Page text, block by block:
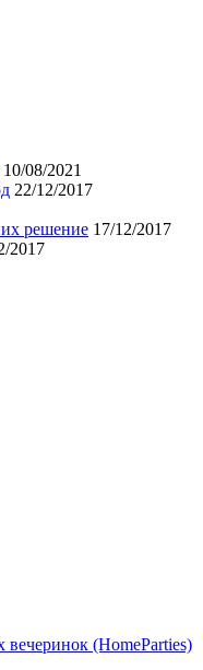
10/08/2021
22/12/2017
решение 17/12/2017
2017
(HomeParties)